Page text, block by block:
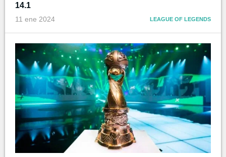
14.1
11 ene 2024 LEAGUE OF LEGENDS